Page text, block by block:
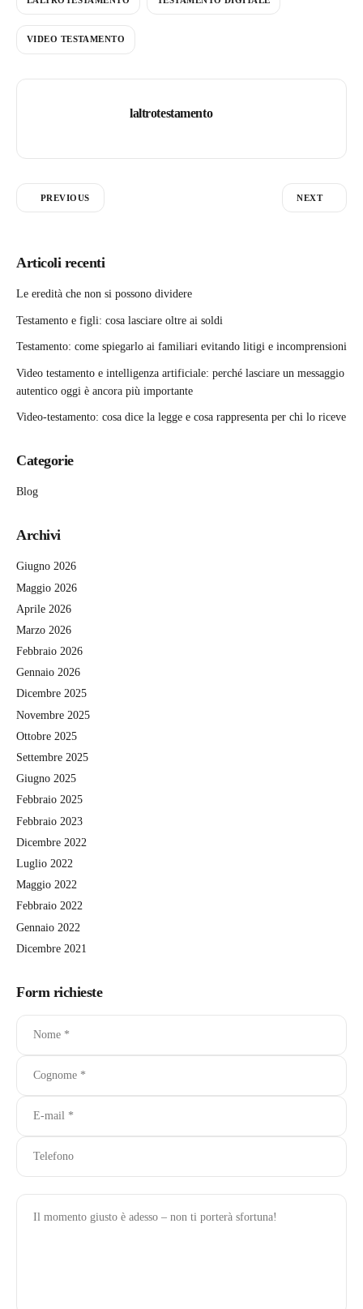
VIDEO TESTAMENTO
laltrotestamento
PREVIOUS NEXT
Articoli recenti
Le eredità che non si possono dividere
Testamento e figli: cosa lasciare oltre ai soldi
Testamento: come spiegarlo ai familiari evitando litigi e incomprensioni
Video testamento e intelligenza artificiale: perché lasciare un messaggio
autentico oggi è ancora più importante
Video-testamento: cosa dice la legge e cosa rappresenta per chi lo riceve
Categorie
Blog
Archivi
Giugno 2026
Maggio 2026
Aprile 2026
Marzo 2026
Febbraio 2026
Gennaio 2026
Dicembre 2025
Novembre 2025
Ottobre 2025
Settembre 2025
Giugno 2025
Febbraio 2025
Febbraio 2023
Dicembre 2022
Luglio 2022
Maggio 2022
Febbraio 2022
Gennaio 2022
Dicembre 2021
Form richieste